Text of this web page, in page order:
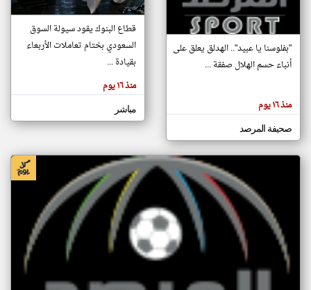
klyoum.com
"بفلوسنا يا عبيد".. الهدلق يعلق على
أنباء حسم الهلال صفقة ...
منذ ١٦ يوم
صحيفة المرصد
قطاع البنوك يقود سيولة السوق
السعودي بختام تعاملات الأربعاء
بقيادة ...
منذ ١٦ يوم
مباشر